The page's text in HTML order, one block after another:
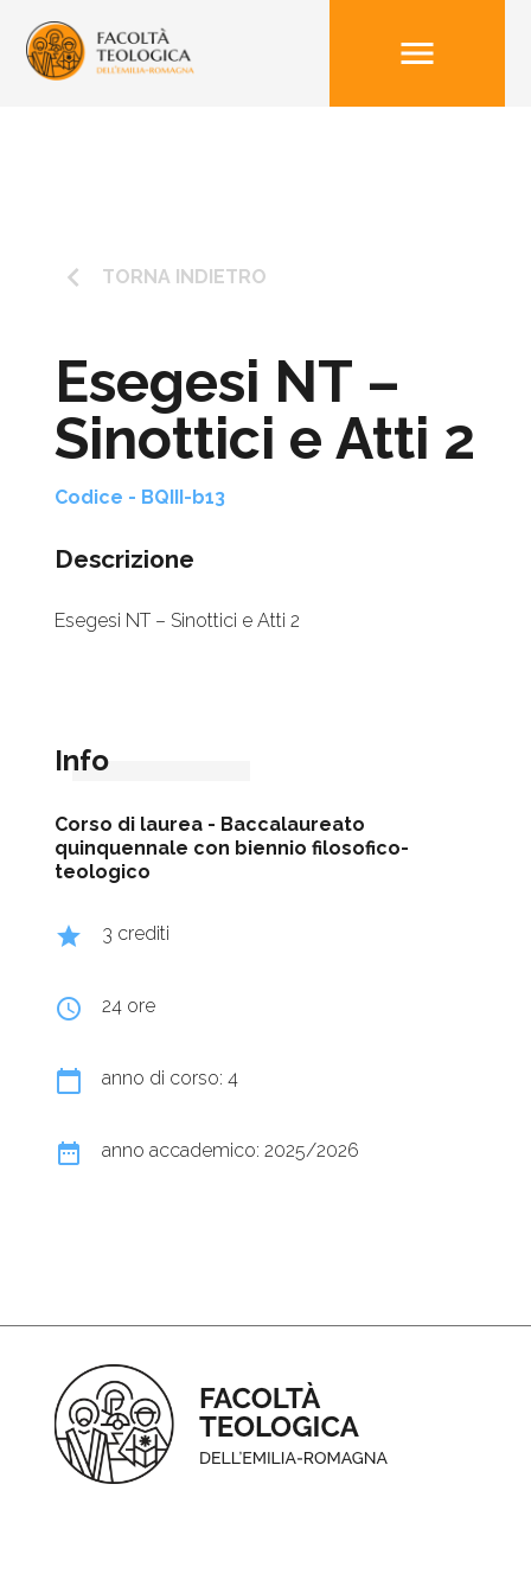
menu
keyboard_arrow_left TORNA INDIETRO
Esegesi NT –
Sinottici e Atti 2
Codice - BQIII-b13
Descrizione
Esegesi NT – Sinottici e Atti 2
Info
Corso di laurea - Baccalaureato
quinquennale con biennio filosofico-
teologico
grade 3 crediti
query_builder 24 ore
calendar_today anno di corso: 4
date_range anno accademico: 2025/2026